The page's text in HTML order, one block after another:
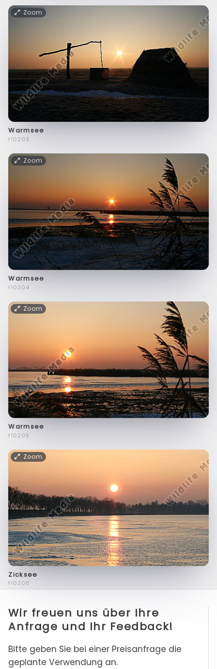
Zoom
Warmsee
f10203
Zoom
Warmsee
f10204
Zoom
Warmsee
f10205
Zoom
Zicksee
f10206
Wir freuen uns über Ihre
Anfrage und Ihr Feedback!
Bitte geben Sie bei einer Preisanfrage die
geplante Verwendung an.